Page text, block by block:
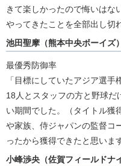
きて楽しかったので悔いはな
やってきたことを全部出し切
池田聖摩（熊本中央ボーイズ）
最優秀防御率
「目標にしていたアジア選
18人とスタッフの方と野球だ
い期間でした。（タイトル獲
や家族、侍ジャパンの監督コ
ったから獲得できたと思いま
小峰渉央（佐賀フィールドナ